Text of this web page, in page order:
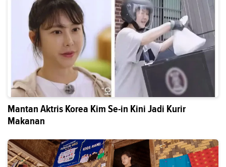
Mantan Aktris Korea Kim Se-in Kini Jadi Kurir
Makanan